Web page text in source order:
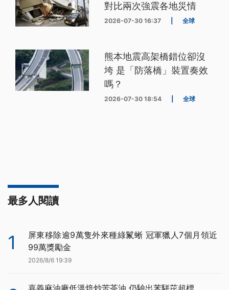
對比兩次強震各地災情
2026-07-30 16:37 全球
熊本地震高架橋錯位卻沒
垮 是「防落橋」裝置奏效
嗎？
2026-07-30 18:54 全球
最多人閱讀
1
屏東移除逾9萬隻外來種綠鬣蜥 冠軍獵人7個月領近
99萬獎勵金
2026/8/6 19:39